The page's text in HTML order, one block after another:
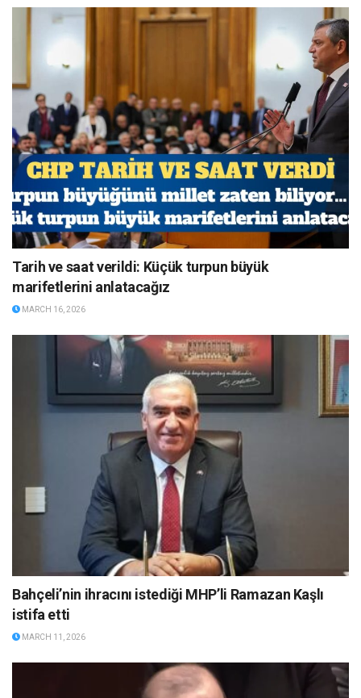
Tarih ve saat verildi: Küçük turpun büyük
marifetlerini anlatacağız
MARCH 16, 2026
Bahçeli’nin ihracını istediği MHP’li Ramazan Kaşlı
istifa etti
MARCH 11, 2026